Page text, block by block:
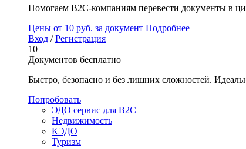
Помогаем B2C-компаниям перевести документы в
Цены от 10 руб. за документ Подробнее
Вход / Регистрация
10
Документов бесплатно
Быстро, безопасно и без лишних сложностей.
Попробовать
ЭДО сервис для B2C
Недвижимость
КЭДО
Туризм